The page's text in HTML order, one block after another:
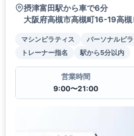
摂津富田駅から車で6分
大阪府高槻市高槻町16-19高
マシンピラティス パーソナルピ
トレーナー指名
駅から5分以内
営業時間
9:00〜21:00